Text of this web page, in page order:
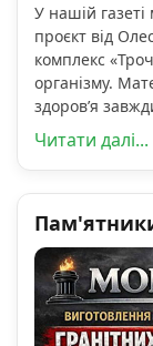
У нашій
проєкт від
комплекс
організму.
здоров’я
Читати далі...